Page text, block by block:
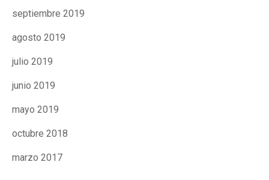
septiembre 2019
agosto 2019
julio 2019
junio 2019
mayo 2019
octubre 2018
marzo 2017